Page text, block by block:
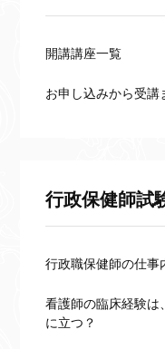
開講講座一覧
お申し込みから受講
行政保健師試
行政職保健師の仕事
看護師の臨床経験は
に立つ？